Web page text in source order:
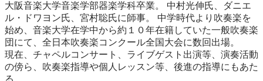
大阪音楽大学音楽学部器楽学科卒業。 中村光伸氏、ダニエ
ル・ドワヨン氏、宮村聡氏に師事。 中学時代より吹奏楽を
始め、音楽大学在学中から約１０年在籍していた一般吹奏楽
団にて、全日本吹奏楽コンクール全国大会に数回出場。
現在、チャペルコンサート、ライブゲスト出演等、演奏活動
の傍ら、吹奏楽指導や個人レッスン等、後進の指導にもあた
る。